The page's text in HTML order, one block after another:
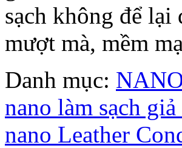
sạch không để lại
mượt mà, mềm
Danh mục:
nano làm sạch
nano Leather